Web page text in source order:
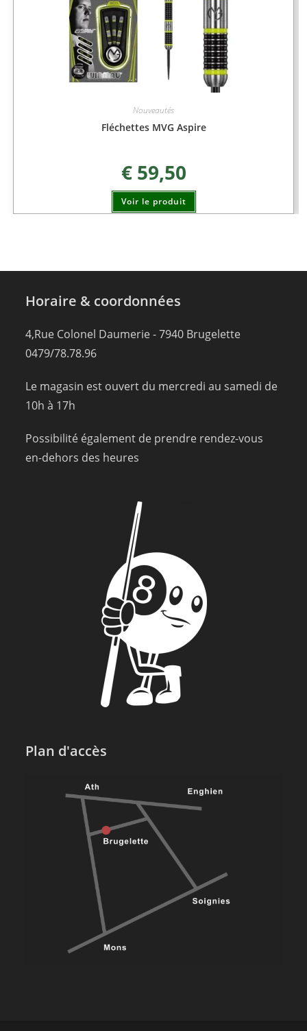
Nouveautés
Fléchettes MVG Aspire
€59,50
Voir le produit
Horaire & coordonnées
4,Rue Colonel Daumerie - 7940 Brugelette
0479/78.78.96
Le magasin est ouvert du mercredi au samedi de
10h à 17h
Possibilité également de prendre rendez-vous
en-dehors des heures
Plan d'accès